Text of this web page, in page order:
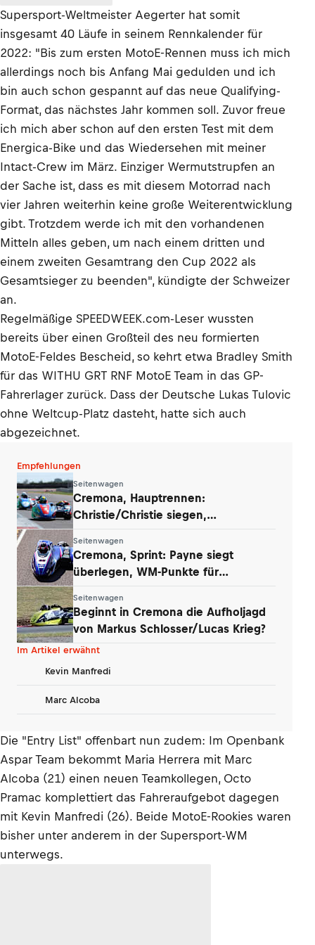
Supersport-Weltmeister Aegerter hat somit
insgesamt 40 Läufe in seinem Rennkalender für
2022: "Bis zum ersten MotoE-Rennen muss ich mich
allerdings noch bis Anfang Mai gedulden und ich
bin auch schon gespannt auf das neue Qualifying-
Format, das nächstes Jahr kommen soll. Zuvor freue
ich mich aber schon auf den ersten Test mit dem
Energica-Bike und das Wiedersehen mit meiner
Intact-Crew im März. Einziger Wermutstrupfen an
der Sache ist, dass es mit diesem Motorrad nach
vier Jahren weiterhin keine große Weiterentwicklung
gibt. Trotzdem werde ich mit den vorhandenen
Mitteln alles geben, um nach einem dritten und
einem zweiten Gesamtrang den Cup 2022 als
Gesamtsieger zu beenden", kündigte der Schweizer
an.
Regelmäßige SPEEDWEEK.com-Leser wussten
bereits über einen Großteil des neu formierten
MotoE-Feldes Bescheid, so kehrt etwa Bradley Smith
für das WITHU GRT RNF MotoE Team in das GP-
Fahrerlager zurück. Dass der Deutsche Lukas Tulovic
ohne Weltcup-Platz dasteht, hatte sich auch
abgezeichnet.
Empfehlungen
Seitenwagen
Cremona, Hauptrennen:
Christie/Christie siegen,
Seitenwagen
Cremona, Sprint: Payne siegt
überlegen, WM-Punkte für
Seitenwagen
Beginnt in Cremona die Aufholjagd
von Markus Schlosser/Lucas Krieg?
Im Artikel erwähnt
Kevin Manfredi
Marc Alcoba
Die "Entry List" offenbart nun zudem: Im Openbank
Aspar Team bekommt Maria Herrera mit Marc
Alcoba (21) einen neuen Teamkollegen, Octo
Pramac komplettiert das Fahreraufgebot dagegen
mit Kevin Manfredi (26). Beide MotoE-Rookies waren
bisher unter anderem in der Supersport-WM
unterwegs.